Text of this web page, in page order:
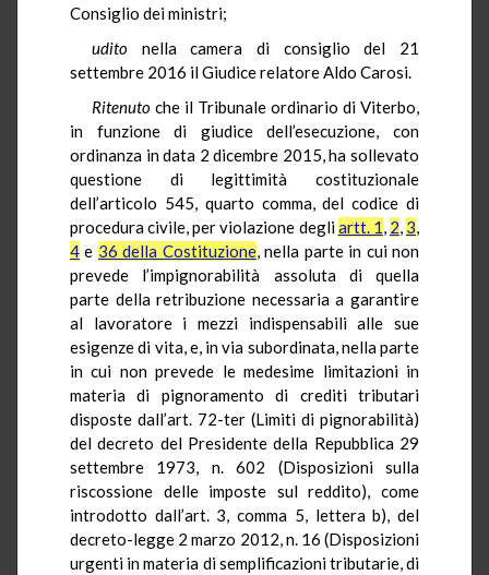
Consiglio dei ministri;
udito nella camera di consiglio del 21
settembre 2016 il Giudice relatore Aldo Carosi.
Ritenuto che il Tribunale ordinario di Viterbo,
in funzione di giudice dell’esecuzione, con
ordinanza in data 2 dicembre 2015, ha sollevato
questione di legittimità costituzionale
dell’articolo 545, quarto comma, del codice di
procedura civile, per violazione degliartt. 1, 2, 3,
4 e 36 della Costituzione, nella parte in cui non
prevede l’impignorabilità assoluta di quella
parte della retribuzione necessaria a garantire
al lavoratore i mezzi indispensabili alle sue
esigenze di vita, e, in via subordinata, nella parte
in cui non prevede le medesime limitazioni in
materia di pignoramento di crediti tributari
disposte dall’art. 72-ter (Limiti di pignorabilità)
del decreto del Presidente della Repubblica 29
settembre 1973, n. 602 (Disposizioni sulla
riscossione delle imposte sul reddito), come
introdotto dall’art. 3, comma 5, lettera b), del
decreto-legge 2 marzo 2012, n. 16 (Disposizioni
urgenti in materia di semplificazioni tributarie, di